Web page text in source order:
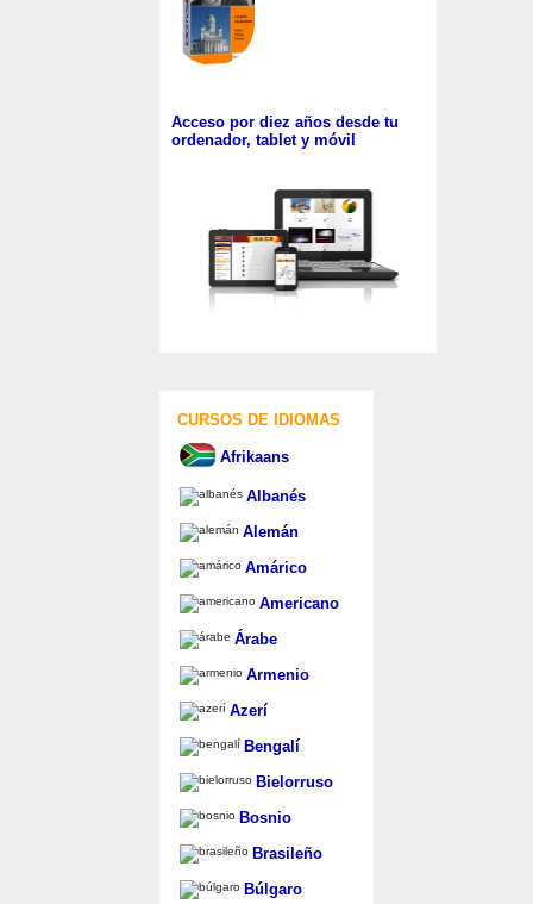
Acceso por diez años desde tu
ordenador, tablet y móvil
CURSOS DE IDIOMAS
Afrikaans
Albanés
Alemán
Amárico
Americano
Árabe
Armenio
Azerí
Bengalí
Bielorruso
Bosnio
Brasileño
Búlgaro